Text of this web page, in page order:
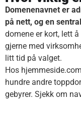
Domenenavnet er
på nett, og en
domene er kort, lett
gjerne med
litt tid på valget.
Hos
hundre andre
gebyrer. Sjekk om